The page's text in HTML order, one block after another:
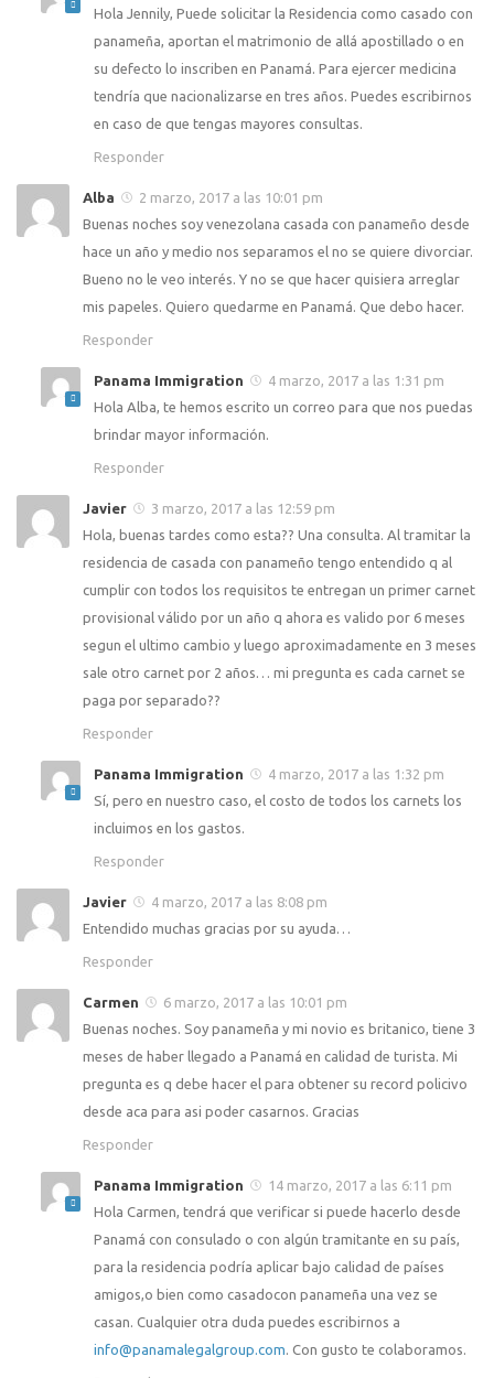
Hola Jennily, Puede solicitar la Residencia como casado con
panameña, aportan el matrimonio de allá apostillado o en
su defecto lo inscriben en Panamá. Para ejercer medicina
tendría que nacionalizarse en tres años. Puedes escribirnos
en caso de que tengas mayores consultas.
Responder
Alba
2 marzo, 2017 a las 10:01 pm
Buenas noches soy venezolana casada con panameño desde
hace un año y medio nos separamos el no se quiere divorciar.
Bueno no le veo interés. Y no se que hacer quisiera arreglar
mis papeles. Quiero quedarme en Panamá. Que debo hacer.
Responder
Panama Immigration
4 marzo, 2017 a las 1:31 pm
Hola Alba, te hemos escrito un correo para que nos puedas
brindar mayor información.
Responder
Javier
3 marzo, 2017 a las 12:59 pm
Hola, buenas tardes como esta?? Una consulta. Al tramitar la
residencia de casada con panameño tengo entendido q al
cumplir con todos los requisitos te entregan un primer carnet
provisional válido por un año q ahora es valido por 6 meses
segun el ultimo cambio y luego aproximadamente en 3 meses
sale otro carnet por 2 años… mi pregunta es cada carnet se
paga por separado??
Responder
Panama Immigration
4 marzo, 2017 a las 1:32 pm
Sí, pero en nuestro caso, el costo de todos los carnets los
incluimos en los gastos.
Responder
Javier
4 marzo, 2017 a las 8:08 pm
Entendido muchas gracias por su ayuda…
Responder
Carmen
6 marzo, 2017 a las 10:01 pm
Buenas noches. Soy panameña y mi novio es britanico, tiene 3
meses de haber llegado a Panamá en calidad de turista. Mi
pregunta es q debe hacer el para obtener su record policivo
desde aca para asi poder casarnos. Gracias
Responder
Panama Immigration
14 marzo, 2017 a las 6:11 pm
Hola Carmen, tendrá que verificar si puede hacerlo desde
Panamá con consulado o con algún tramitante en su país,
para la residencia podría aplicar bajo calidad de países
amigos,o bien como casadocon panameña una vez se
casan. Cualquier otra duda puedes escribirnos a
info@panamalegalgroup.com. Con gusto te colaboramos.